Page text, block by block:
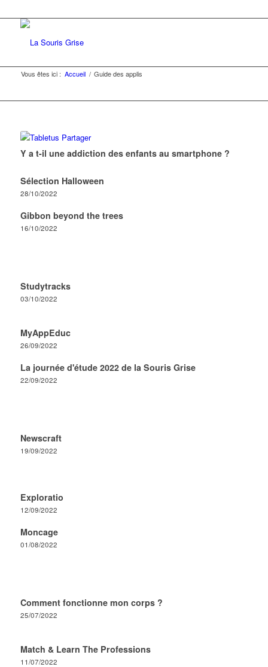
Vous êtes ici : Accueil / Guide des applis
Y a t-il une addiction des enfants au smartphone ?
Sélection Halloween
28/10/2022
Gibbon beyond the trees
16/10/2022
Studytracks
03/10/2022
MyAppEduc
26/09/2022
La journée d'étude 2022 de la Souris Grise
22/09/2022
Newscraft
19/09/2022
Exploratio
12/09/2022
Moncage
01/08/2022
Comment fonctionne mon corps ?
25/07/2022
Match & Learn The Professions
11/07/2022